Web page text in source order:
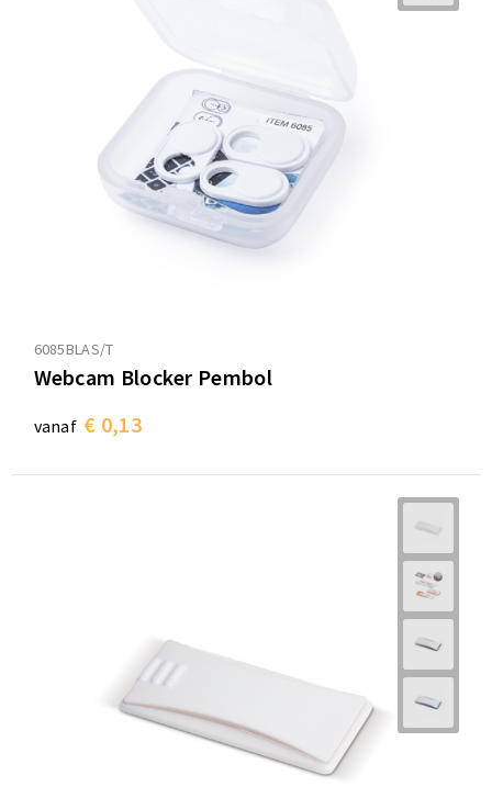
6085BLAS/T
Webcam Blocker Pembol
vanaf € 0,13